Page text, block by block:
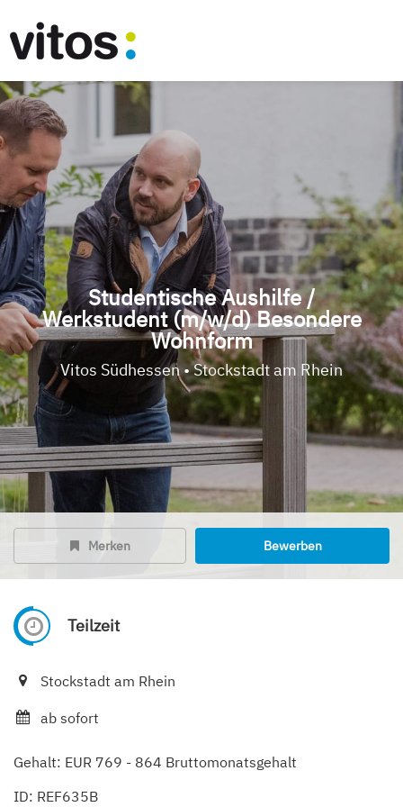
Studentische Aushilfe /
Werkstudent (m/w/d) Besondere
Wohnform
Vitos Südhessen • Stockstadt am Rhein
Merken Bewerben
Teilzeit
Stockstadt am Rhein
ab sofort
Gehalt: EUR 769 - 864 Bruttomonatsgehalt
ID: REF635B